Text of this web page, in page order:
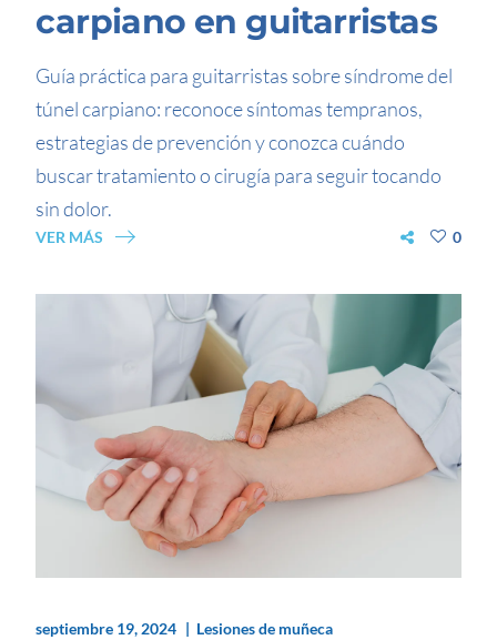
carpiano en guitarristas
Guía práctica para guitarristas sobre síndrome del
túnel carpiano: reconoce síntomas tempranos,
estrategias de prevención y conozca cuándo
buscar tratamiento o cirugía para seguir tocando
sin dolor.
VER MÁS 0
septiembre 19, 2024 Lesiones de muñeca